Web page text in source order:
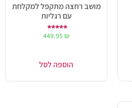
מושב רחצה מתקפל למקלחת
עם רגליות
5.00
449.95 ₪
הוספה לסל